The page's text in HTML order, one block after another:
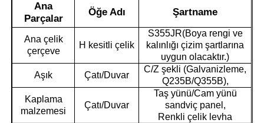
Haberler
Tüm servis talepleri
Teklif isteği
Ana
Parçalar
Öğe Adı Şartname
Ana çelik
çerçeve
H kesitli çelik
S355JR(Boya rengi ve
kalınlığı çizim şartlarına
uygun olacaktır.)
Aşık
Çatı/Duvar
C/Z şekli (Galvanizleme,
Q235B/Q355B),
Kaplama
malzemesi
Çatı/Duvar
Taş yünü/Cam yünü
sandviç panel,
Renkli çelik levha